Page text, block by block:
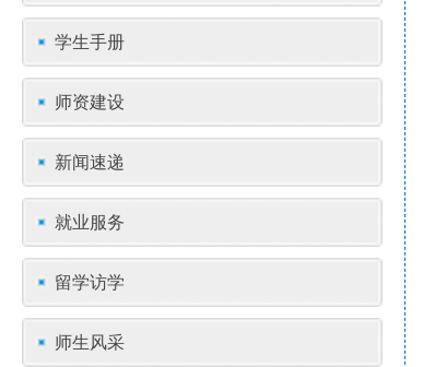
学生手册
师资建设
新闻速递
就业服务
留学访学
师生风采